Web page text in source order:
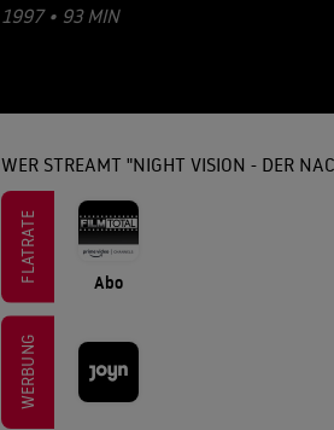
1997 • 93 MIN
WER STREAMT "NIGHT VISION - DER
FLATRATE Abo
WERBUNG